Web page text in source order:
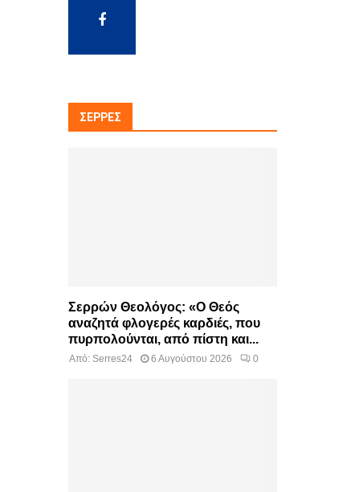
ΣΈΡΡΕΣ
Σερρών Θεολόγος: «Ο Θεός
αναζητά φλογερές καρδιές, που
πυρπολούνται, από πίστη και...
Από: Serres24 6 Αυγούστου 2026 0